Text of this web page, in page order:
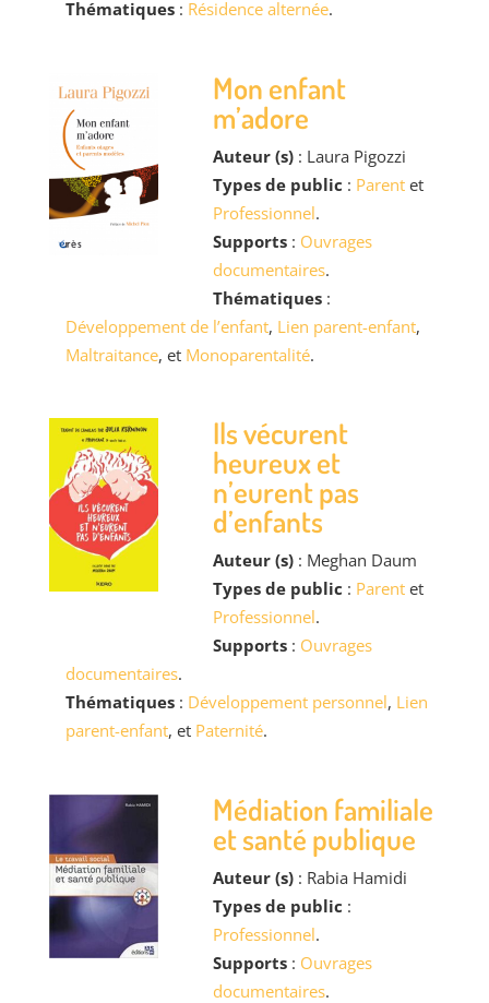
Thématiques: Résidence alternée.
Mon enfant
m’adore
Auteur (s): Laura Pigozzi
Types de public : Parentet
Professionnel.
Supports: Ouvrages
documentaires.
Thématiques:
Développement de l’enfant, Lien parent-enfant,
Maltraitance, et Monoparentalité.
Ils vécurent
heureux et
n’eurent pas
d’enfants
Auteur (s): Meghan Daum
Types de public : Parentet
Professionnel.
Supports: Ouvrages
documentaires.
Thématiques: Développement personnel, Lien
parent-enfant, et Paternité.
Médiation familiale
et santé publique
Auteur (s): Rabia Hamidi
Types de public :
Professionnel.
Supports: Ouvrages
documentaires.